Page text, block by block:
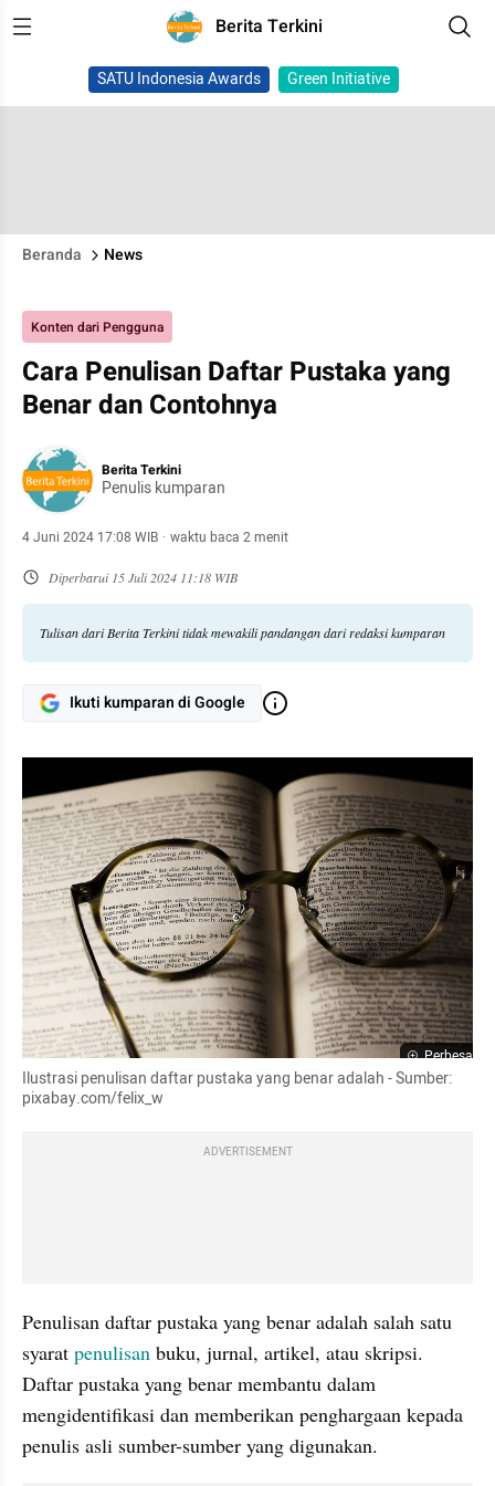
Berita Terkini
SATU Indonesia Awards Green Initiative
Beranda News
Konten dari Pengguna
Cara Penulisan Daftar Pustaka yang
Benar dan Contohnya
Berita Terkini
Penulis kumparan
4 Juni 2024 17:08 WIB · waktu baca 2 menit
Diperbarui 15 Juli 2024 11:18 WIB
Tulisan dari Berita Terkini tidak mewakili pandangan dari redaksi kumparan
Ikuti kumparan di Google
Perbesar
Ilustrasi penulisan daftar pustaka yang benar adalah - Sumber:
pixabay.com/felix_w
ADVERTISEMENT
Penulisan daftar pustaka yang benar adalah salah satu
syarat penulisan buku, jurnal, artikel, atau skripsi.
Daftar pustaka yang benar membantu dalam
mengidentifikasi dan memberikan penghargaan kepada
penulis asli sumber-sumber yang digunakan.